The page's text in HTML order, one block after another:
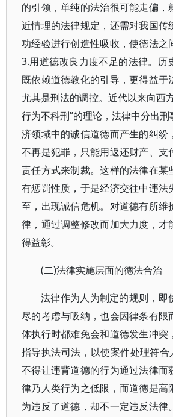
的引领，单纯的法治很可能走偏，
近情理的法律规定，还需对我国传
功经验进行创造性吸收，使德法之
3.用道德改良力度不足的法律。历
既依赖道德教化的引导，更得益于
尤其是刑法的调控。近代以来向西
行为不科刑”的理论，法律中分出
济领域中的诚信道德而产生的纠纷
不再是犯罪，只能用返还财产、支
责任方式来制裁。这样的法律在某
有惩罚性质，于是经济交往中违法
至，出现诚信危机。对道德有所维
律，通过调整修改而加大力度，才
得益彰。
(二)法律实施层面的德法合治
法律作为人为制定的规则，即
尽的考虑与吸纳，也会因律条有限
体执行时都难免会和道德发生冲突
指导执法司法，以使案件处理符合
不得让违背道德的行为通过法律而
律乃人类行为之低限，而道德是高
为违反了道德，却不一定违反法律